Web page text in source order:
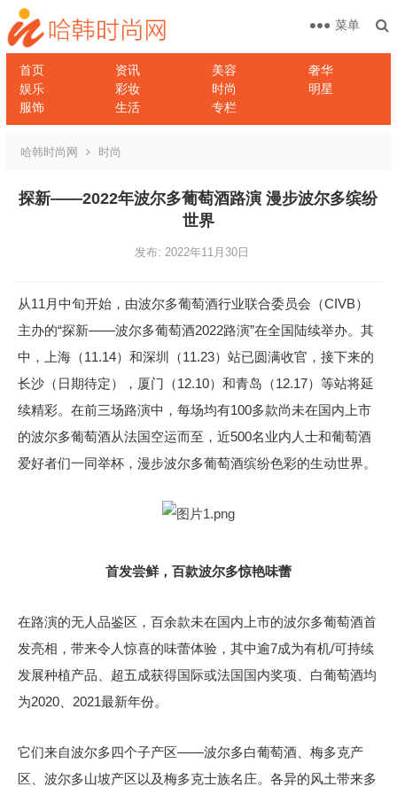
首页 资讯 美容
奢华
娱乐
彩妆 时尚
明星
服饰
生活 专栏
菜单
哈韩时尚网 时尚
探新——2022年波尔多葡萄酒路演 漫步波尔多缤纷
世界
发布: 2022年11月30日
从11月中旬开始，由波尔多葡萄酒行业联合委员会（CIVB）
主办的“探新——波尔多葡萄酒2022路演”在全国陆续举办。其
中，上海（11.14）和深圳（11.23）站已圆满收官，接下来的
长沙（日期待定），厦门（12.10）和青岛（12.17）等站将延
续精彩。在前三场路演中，每场均有100多款尚未在国内上市
的波尔多葡萄酒从法国空运而至，近500名业内人士和葡萄酒
爱好者们一同举杯，漫步波尔多葡萄酒缤纷色彩的生动世界。
首发尝鲜，百款波尔多惊艳味蕾
在路演的无人品鉴区，百余款未在国内上市的波尔多葡萄酒首
发亮相，带来令人惊喜的味蕾体验，其中逾7成为有机/可持续
发展种植产品、超五成获得国际或法国国内奖项、白葡萄酒均
为2020、2021最新年份。
它们来自波尔多四个子产区——波尔多白葡萄酒、梅多克产
区、波尔多山坡产区以及梅多克士族名庄。各异的风土带来多